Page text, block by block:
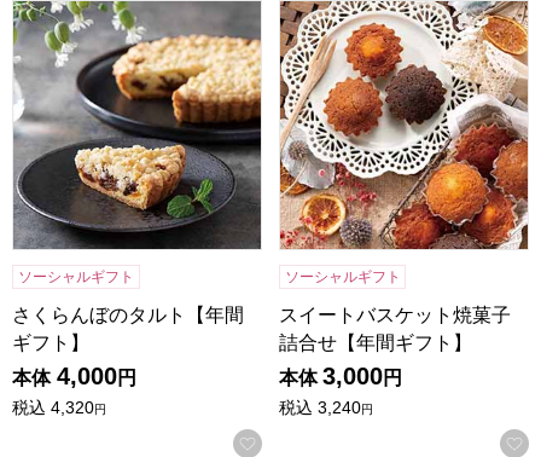
さくらんぼのタルト【年間ギフト】
ソーシャルギフト
さくらんぼのタルト【年間
ギフト】
本体 4,000円
税込 4,320円
お気に入りに登録する
スイートバスケット焼菓子詰
ソーシャルギフト
スイートバスケット焼菓子
詰合せ【年間ギフト】
本体 3,000円
税込 3,240円